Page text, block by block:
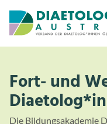
Zum Inhalt
Zum Menü
Fort- und
Die Bildungsakademie